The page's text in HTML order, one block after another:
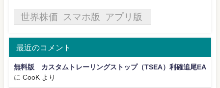
最近のコメント
無料版 カスタムトレーリングストップ（TSEA）利確追尾EA
に CooK より